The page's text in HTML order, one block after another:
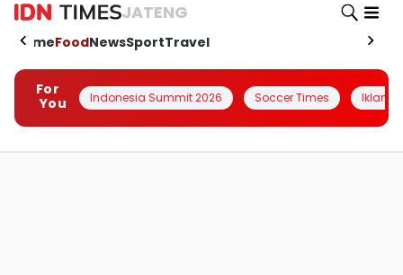
JATENG
HomeFoodNewsSportTravel
For
You
Indonesia Summit 2026 Soccer Times Iklanin